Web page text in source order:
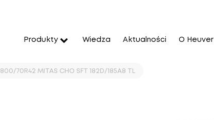
Produkty Wiedza Aktualności O Heuver
800/70R42 MITAS CHO SFT 182D/185A8 TL